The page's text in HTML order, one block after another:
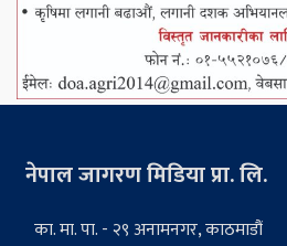
नेपाल जागरण मिडिया प्रा. लि.
का. मा. पा. - २९ अनामनगर, काठमाडौं